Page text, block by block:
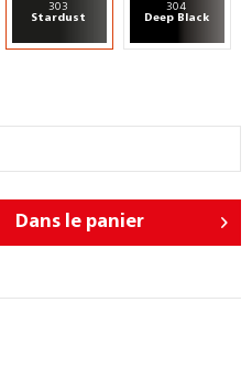
303
Stardust
304
Deep Black
Dans le panier